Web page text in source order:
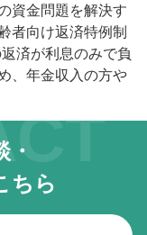
資金問題を解決す
者向け返済特例制
済が利息のみで負
、年金収入の方や
・
ちら